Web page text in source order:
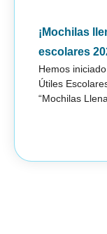
¡Mochilas
escolares
Hemos
Útiles
“Mochilas